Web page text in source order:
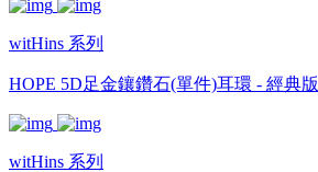
witHins 系列
HOPE 5D足金鑲鑽石(單件)耳環 - 經典版
witHins 系列